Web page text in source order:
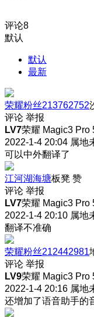
评论8
默认
默认
最新
荣耀粉丝213762752
评论 举报
LV7荣耀 Magic3 Pro
2022-1-4 20:04 属地
可以中外翻译了
江河湖海塘板凳 赞
评论 举报
LV7荣耀 Magic3 Pro
2022-1-4 20:10 属地
翻译不准确
荣耀粉丝212442981
评论 举报
LV9荣耀 Magic3 Pro
2022-1-4 20:16 属地
还增加了语音助手的